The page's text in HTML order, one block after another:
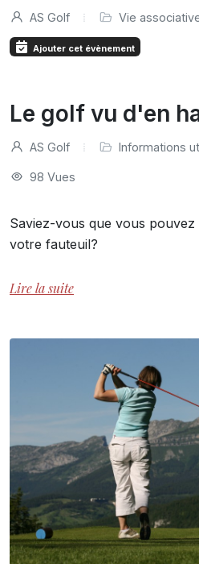
AS Golf Vie
Ajouter cet évènement
Le golf vu d'en
AS Golf Informations
98 Vues
Saviez-vous que vous
votre fauteuil?
Lire la suite